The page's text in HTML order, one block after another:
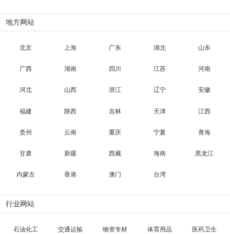
地方网站
北京 上海 广东 湖北 山东
广西 湖南 四川 江苏 河南
河北 山西 浙江 辽宁 安徽
福建 陕西 吉林 天津 江西
贵州 云南 重庆 宁夏 青海
甘肃 新疆 西藏 海南 黑龙江
内蒙古 香港 澳门 台湾
行业网站
石油化工 交通运输 物资专材 体育用品 医药卫生